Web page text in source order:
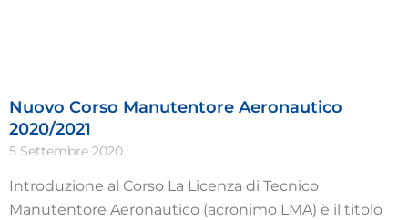
Nuovo Corso Manutentore Aeronautico
2020/2021
5 Settembre 2020
Introduzione al Corso La Licenza di Tecnico
Manutentore Aeronautico (acronimo LMA) è il titolo